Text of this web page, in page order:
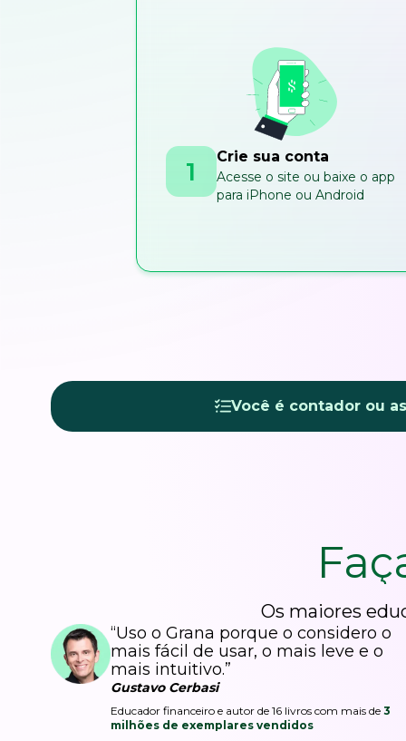
1 Crie sua conta
Acesse o site ou baixe o app
para iPhone ou Android
Você é contador ou
Os maiores
“Uso o Grana porque o considero o
mais fácil de usar, o mais leve e o
mais intuitivo.”
Gustavo Cerbasi
Educador financeiro e autor de 16 livros com mais de 3
milhões de exemplares vendidos